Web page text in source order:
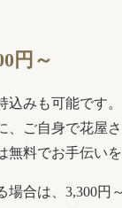
円～
みも可能です。
、ご自身で花屋
無料でお手伝い
合は、3,300円